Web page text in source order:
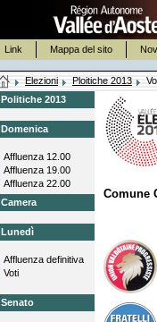
Link Mappa del sito
Elezioni Ploitiche 2013
Politiche 2013
Domenica
Affluenza 12.00
Affluenza 19.00
Affluenza 22.00
Camera
Lunedì
Affluenza definitiva
Voti
Senato
Comune